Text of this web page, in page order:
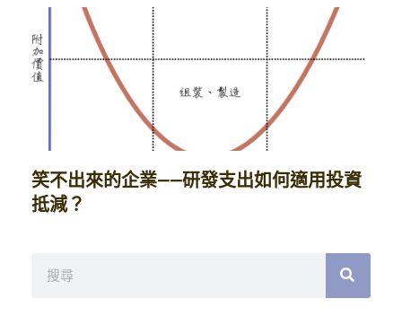
笑不出來的企業——研發支出如何適用投資
抵減？